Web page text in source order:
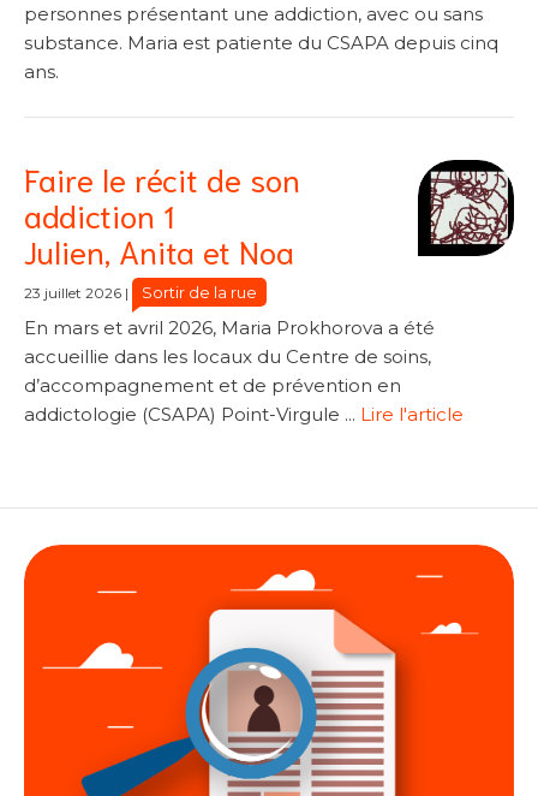
personnes présentant une addiction, avec ou sans
substance. Maria est patiente du CSAPA depuis cinq
ans.
Faire le récit de son
addiction 1
Julien, Anita et Noa
23 juillet 2026 | Sortir de la rue
En mars et avril 2026, Maria Prokhorova a été
accueillie dans les locaux du Centre de soins,
d’accompagnement et de prévention en
addictologie (CSAPA) Point-Virgule ... Lire l'article